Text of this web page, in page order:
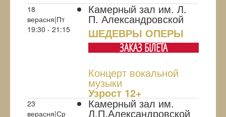
18
верасня|Пт
19:30 - 21:15
Камерный зал им. Л.
П. Александровской
ШЕДЕВРЫ ОПЕРЫ
ЗАКАЗ БIЛЕТА
Концерт вокальной
музыки
Узрoст 12+
23
верасня|Ср
Камерный зал им.
Л.П.Александровской